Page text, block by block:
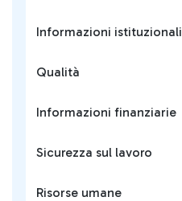
Informazioni istituzionali
Qualità
Informazioni finanziarie
Sicurezza sul lavoro
Risorse umane